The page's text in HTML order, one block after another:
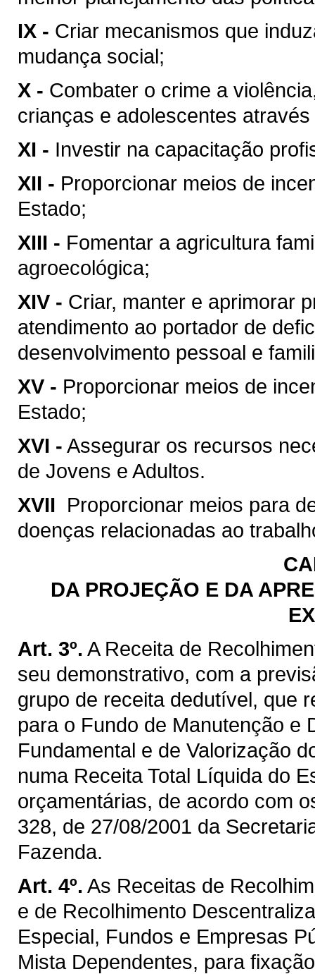
IX - Criar mecanismos que
mudança social;
X - Combater o crime a
crianças e adolescentes
XI - Investir na capacitação
XII - Proporcionar meios de
Estado;
XIII - Fomentar a agricultura
agroecológica;
XIV - Criar, manter e aprimorar
atendimento ao portador de
desenvolvimento pessoal e
XV - Proporcionar meios de
Estado;
XVI - Assegurar os recursos
de Jovens e Adultos.
XVII  Proporcionar meios para
doenças relacionadas ao
DA PROJEÇÃO E DA
Art. 3º. A Receita de
seu demonstrativo, com a
grupo de receita dedutível, que
para o Fundo de Manutenção e
Fundamental e de Valorização
numa Receita Total Líquida do
orçamentárias, de acordo com
328, de 27/08/2001 da
Fazenda.
Art. 4º. As Receitas de
e de Recolhimento
Especial, Fundos e Empresas
Mista Dependentes, para